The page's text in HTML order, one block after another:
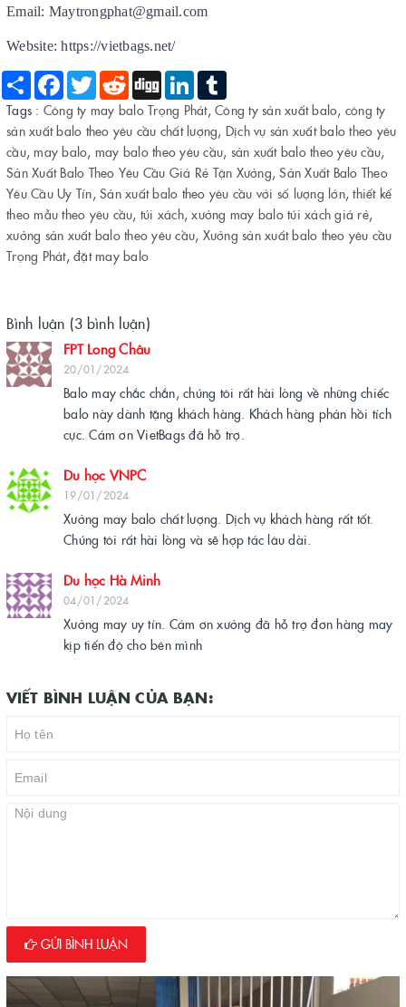
Email: Maytrongphat@gmail.com
Website: https://vietbags.net/
Share Facebook
Twitter Reddit Digg LinkedIn
Tags : Công ty may balo Trọng Phát, Công ty sản xuất balo, công ty
sản xuất balo theo yêu cầu chất lượng, Dịch vụ sản xuất balo theo yêu
cầu,may balo, may balo theo yêu cầu, sản xuất balo theo yêu cầu,
Sản Xuất Balo Theo Yêu Cầu Giá Rẻ Tận Xưởng,Sản Xuất Balo Theo
Yêu Cầu Uy Tín, Sản xuất balo theo yêu cầu với số lượng lớn,thiết kế
theo mẫu theo yêu cầu, túi xách,xưởng may balo túi xách giá rẻ,
xưởng sản xuất balo theo yêu cầu, Xưởng sản xuất balo theo yêu cầu
Trọng Phát, đặt may balo
Bình luận (3 bình luận)
FPT Long Châu
20/01/2024
Balo may chắc chắn, chúng tôi rất hài lòng về những chiếc
balo này dành tặng khách hàng. Khách hàng phản hồi tích
cực. Cám ơn VietBags đã hỗ trợ.
Du học VNPC
19/01/2024
Xưởng may balo chất lượng. Dịch vụ khách hàng rất tốt.
Chúng tôi rất hài lòng và sẽ hợp tác lâu dài.
Du học Hà Minh
04/01/2024
Xưởng may uy tín. Cám ơn xưởng đã hỗ trợ đơn hàng may
kịp tiến độ cho bên mình
VIẾT BÌNH LUẬN CỦA BẠN:
GỬI BÌNH LUẬN